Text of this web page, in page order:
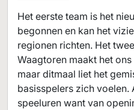
Het eerste team is het
begonnen en kan het
regionen richten. Het
Waagtoren maakt het
maar ditmaal liet het
basisspelers zich voelen.
speeluren want van